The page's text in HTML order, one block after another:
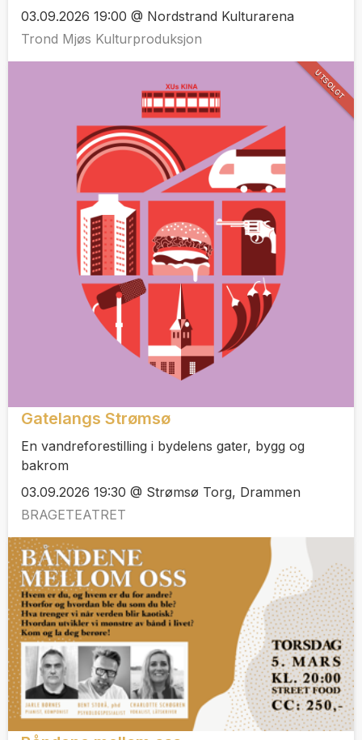
03.09.2026 19:00 @ Nordstrand Kulturarena
Trond Mjøs Kulturproduksjon
Gatelangs Strømsø
En vandreforestilling i bydelens gater, bygg og
bakrom
03.09.2026 19:30 @ Strømsø Torg, Drammen
BRAGETEATRET
UTSOLGT